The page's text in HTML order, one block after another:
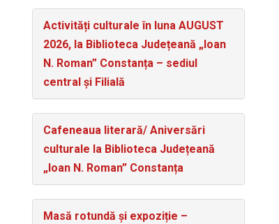
Activități culturale în luna AUGUST
2026, la Biblioteca Județeană „Ioan
N. Roman” Constanța – sediul
central și Filială
Cafeneaua literară/ Aniversări
culturale la Biblioteca Județeană
„Ioan N. Roman” Constanța
Masă rotundă și expoziție –